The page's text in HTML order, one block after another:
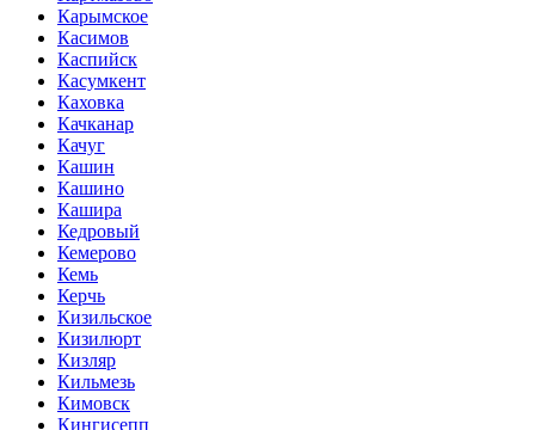
Карымское
Касимов
Каспийск
Касумкент
Каховка
Качканар
Качуг
Кашин
Кашино
Кашира
Кедровый
Кемерово
Кемь
Керчь
Кизильское
Кизилюрт
Кизляр
Кильмезь
Кимовск
Кингисепп